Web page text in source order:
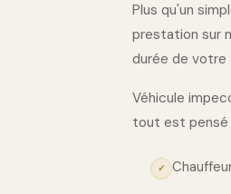
Plus qu'un
prestation sur
durée de votre
Véhicule
tout est pensé
✓